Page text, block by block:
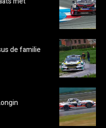
de familie